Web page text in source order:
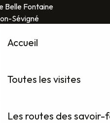
Accueil
Toutes les visites
Les routes des
Belle Fontaine
Sévigné
(FAQ)
nous